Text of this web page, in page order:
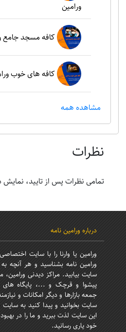
ورامین
کافه مسجد جامع
کافه های خوب
مشاهده همه
نظرات
تمامی نظرات پس از تایید،
درباره ورامین نامه
ورامین یا وارنا را با سایت
ورامین نامه بشناسید و هر آنچه به
سایت بیابید. مراکز دیدنی
پیشوا و قرچک و ...، پایگاه های
جمعه بازارها و دیگر امکانات و
سایت بخوانید و پیدا کنید به
این سایت لذت ببرید و ما را در
خود یاری رسانید.